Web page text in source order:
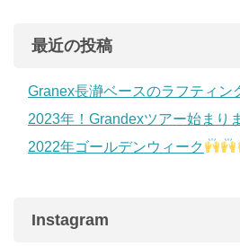
最近の投稿
Granex長瀞ベースのラフティン
2023年！Grandexツアー始まり
2022年ゴールデンウィーク
Instagram